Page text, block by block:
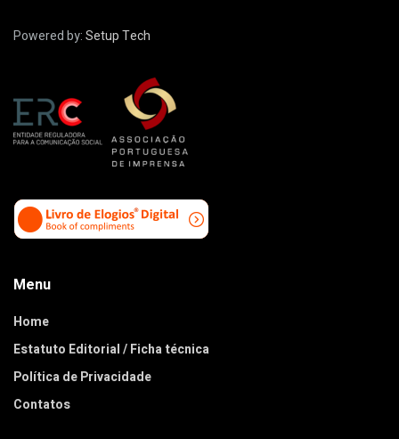
Powered by:Setup Tech
Menu
Home
Estatuto Editorial / Ficha técnica
Política de Privacidade
Contatos